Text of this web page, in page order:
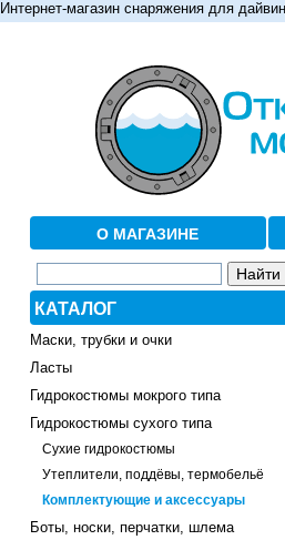
Интернет-магазин снаряжения для
О МАГАЗИНЕ
КАТАЛОГ
Маски, трубки и очки
Ласты
Гидрокостюмы мокрого типа
Гидрокостюмы сухого типа
Сухие гидрокостюмы
Утеплители, поддёвы, термобельё
Комплектующие и аксессуары
Боты, носки, перчатки, шлема